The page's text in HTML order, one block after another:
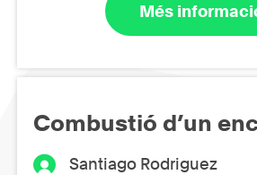
Més
Combustió d’un
Santiago Rodriguez